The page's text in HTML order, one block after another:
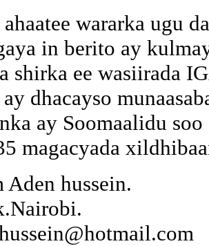
wararka ugu
in berito ay
shirka ee wasiirada
dhacayso
ay Soomaalidu
magacyada
hussein.